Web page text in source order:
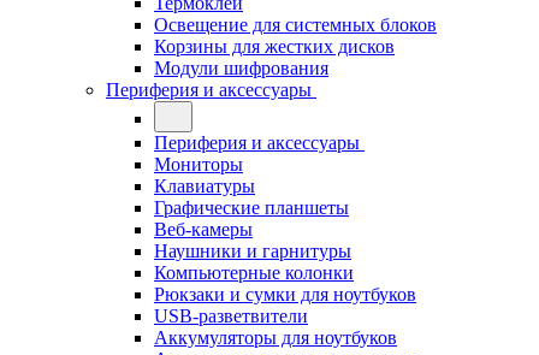
Освещение для системных блоков
Корзины для жестких дисков
Модули шифрования
Периферия и аксессуары
Периферия и аксессуары
Мониторы
Клавиатуры
Графические планшеты
Веб-камеры
Наушники и гарнитуры
Компьютерные колонки
Рюкзаки и сумки для ноутбуков
USB-разветвители
Аккумуляторы для ноутбуков